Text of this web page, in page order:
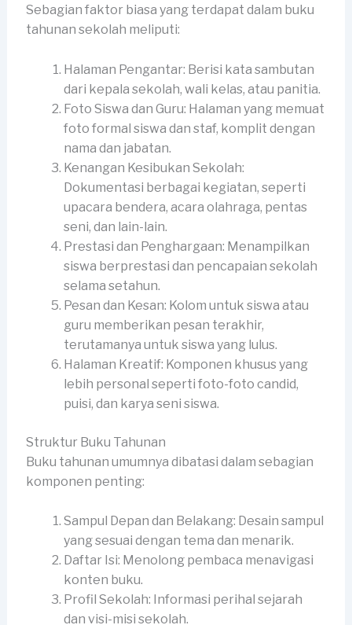
Sebagian faktor biasa yang terdapat dalam buku
tahunan sekolah meliputi:
Halaman Pengantar: Berisi kata sambutan
dari kepala sekolah, wali kelas, atau panitia.
Foto Siswa dan Guru: Halaman yang memuat
foto formal siswa dan staf, komplit dengan
nama dan jabatan.
Kenangan Kesibukan Sekolah:
Dokumentasi berbagai kegiatan, seperti
upacara bendera, acara olahraga, pentas
seni, dan lain-lain.
Prestasi dan Penghargaan: Menampilkan
siswa berprestasi dan pencapaian sekolah
selama setahun.
Pesan dan Kesan: Kolom untuk siswa atau
guru memberikan pesan terakhir,
terutamanya untuk siswa yang lulus.
Halaman Kreatif: Komponen khusus yang
lebih personal seperti foto-foto candid,
puisi, dan karya seni siswa.
Struktur Buku Tahunan
Buku tahunan umumnya dibatasi dalam sebagian
komponen penting:
Sampul Depan dan Belakang: Desain sampul
yang sesuai dengan tema dan menarik.
Daftar Isi: Menolong pembaca menavigasi
konten buku.
Profil Sekolah: Informasi perihal sejarah
dan visi-misi sekolah.